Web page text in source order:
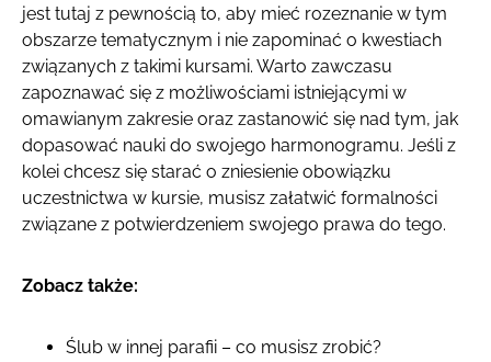
jest tutaj z pewnością to, aby mieć rozeznanie w tym
obszarze tematycznym i nie zapominać o kwestiach
związanych z takimi kursami. Warto zawczasu
zapoznawać się z możliwościami istniejącymi w
omawianym zakresie oraz zastanowić się nad tym, jak
dopasować nauki do swojego harmonogramu. Jeśli z
kolei chcesz się starać o zniesienie obowiązku
uczestnictwa w kursie, musisz załatwić formalności
związane z potwierdzeniem swojego prawa do tego.
Zobacz także:
Ślub w innej parafii – co musisz zrobić?